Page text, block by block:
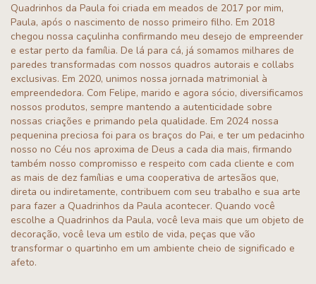
Quadrinhos da Paula foi criada em meados de 2017 por mim,
Paula, após o nascimento de nosso primeiro filho. Em 2018
chegou nossa caçulinha confirmando meu desejo de empreender
e estar perto da família. De lá para cá, já somamos milhares de
paredes transformadas com nossos quadros autorais e collabs
exclusivas. Em 2020, unimos nossa jornada matrimonial à
empreendedora. Com Felipe, marido e agora sócio, diversificamos
nossos produtos, sempre mantendo a autenticidade sobre
nossas criações e primando pela qualidade. Em 2024 nossa
pequenina preciosa foi para os braços do Pai, e ter um pedacinho
nosso no Céu nos aproxima de Deus a cada dia mais, firmando
também nosso compromisso e respeito com cada cliente e com
as mais de dez famílias e uma cooperativa de artesãos que,
direta ou indiretamente, contribuem com seu trabalho e sua arte
para fazer a Quadrinhos da Paula acontecer. Quando você
escolhe a Quadrinhos da Paula, você leva mais que um objeto de
decoração, você leva um estilo de vida, peças que vão
transformar o quartinho em um ambiente cheio de significado e
afeto.